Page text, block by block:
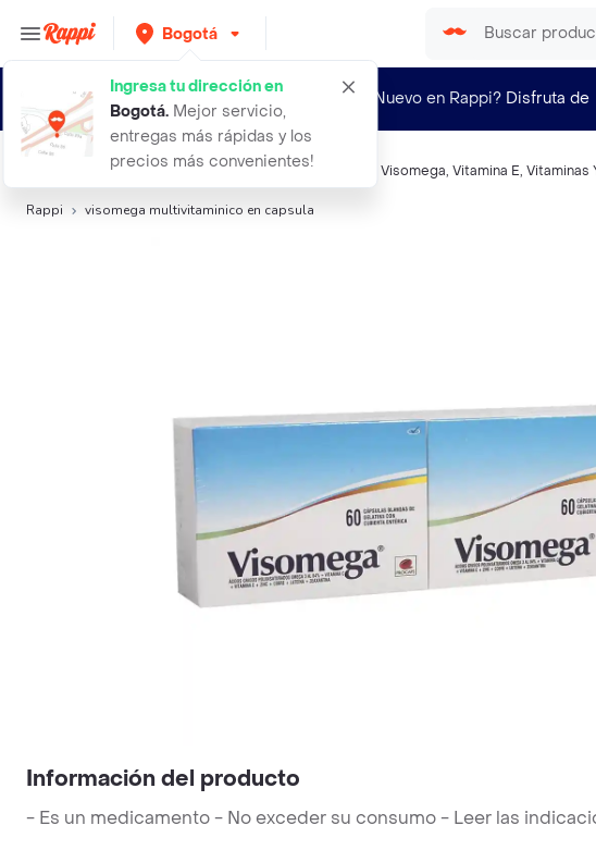
Bogotá
Ingresa tu dirección en
Bogotá. Mejor servicio,
entregas más rápidas y los
precios más convenientes!
¿Nuevo en Rappi? Disfruta de
Búsquedas relacionadas:Vitaminas y multivitamínicos Visomega, Vitamina E, Vitaminas
Rappi visomega multivitaminico en capsula
Información del producto
- Es un medicamento - No exceder su consumo - Leer las